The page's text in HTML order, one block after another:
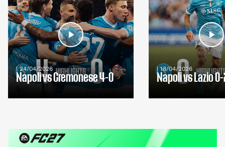
| 24/04/2026
Napoli vs Cremonese 4-0
| 18/04/2026
Napoli vs Lazio